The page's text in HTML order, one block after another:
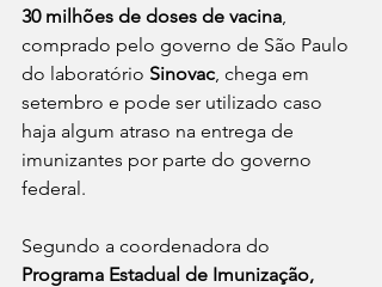
30 milhões de doses de vacina
comprado pelo governo de São Paulo
do laboratório Sinovac , chega em
setembro e pode ser utilizado caso
haja algum atraso na entrega de
imunizantes por parte do governo
federal.
Segundo a coordenadora do
Programa Estadual de Imunização,